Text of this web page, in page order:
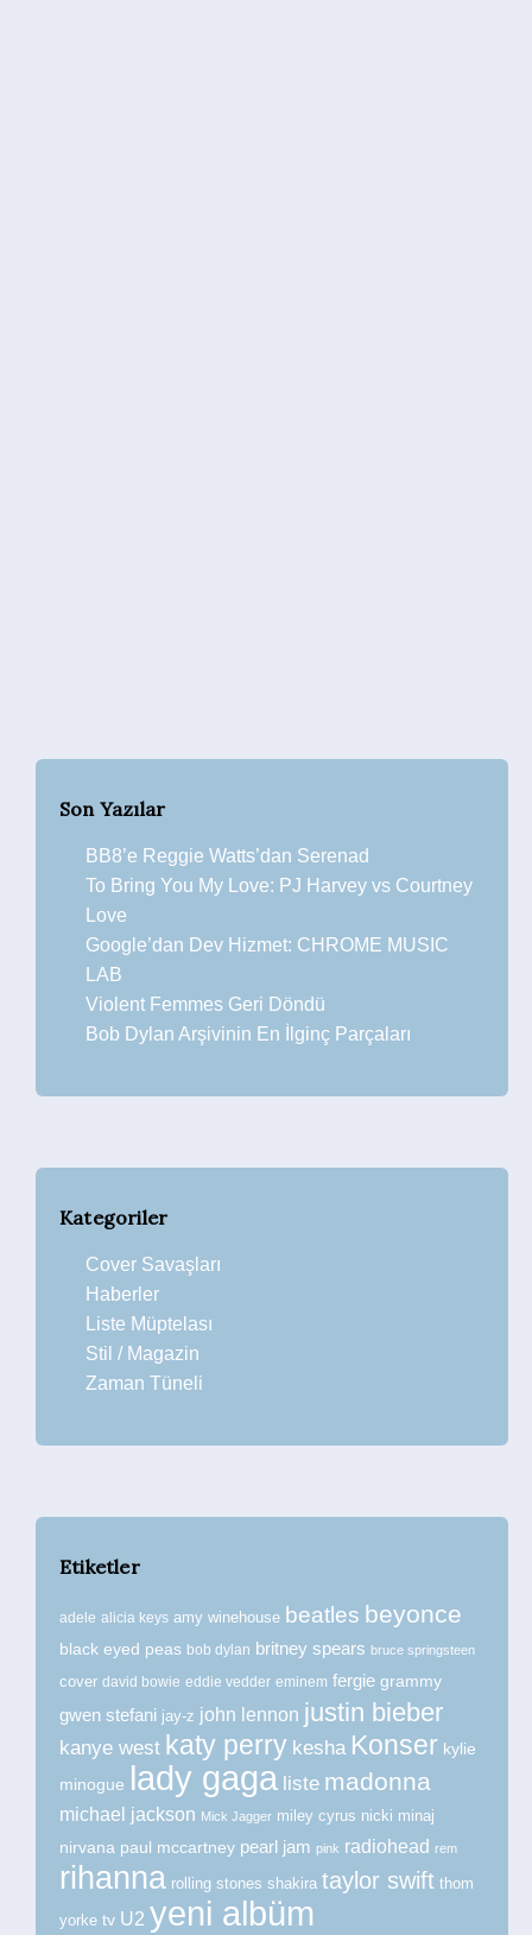
Son Yazılar
BB8’e Reggie Watts’dan Serenad
To Bring You My Love: PJ Harvey vs Courtney
Love
Google’dan Dev Hizmet: CHROME MUSIC
LAB
Violent Femmes Geri Döndü
Bob Dylan Arşivinin En İlginç Parçaları
Kategoriler
Cover Savaşları
Haberler
Liste Müptelası
Stil / Magazin
Zaman Tüneli
Etiketler
adele alicia keys amy winehouse beatles beyonce
black eyed peas bob dylan britney spears bruce springsteen
cover david bowie eddie vedder eminem fergie grammy
gwen stefani jay-z john lennon justin bieber
kanye west katy perry kesha Konser kylie
minogue lady gaga liste madonna
michael jackson Mick Jagger miley cyrus nicki minaj
nirvana paul mccartney pearl jam pink radiohead rem
rihanna rolling stones shakira taylor swift thom
yorke tv U2 yeni albüm